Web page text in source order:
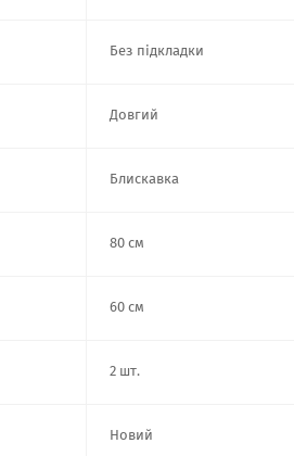
Без підкладки
Довгий
Блискавка
80 см
60 см
2 шт.
Новий